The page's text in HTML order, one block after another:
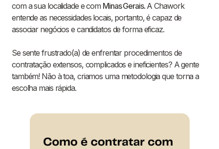
com a sua localidade e com Minas Gerais. A Chawork
entende as necessidades locais, portanto, é capaz de
associar negócios e candidatos de forma eficaz.
Se sente frustrado(a) de enfrentar procedimentos de
contratação extensos, complicados e ineficientes? A gente
também! Não à toa, criamos uma metodologia que torna a
escolha mais rápida.